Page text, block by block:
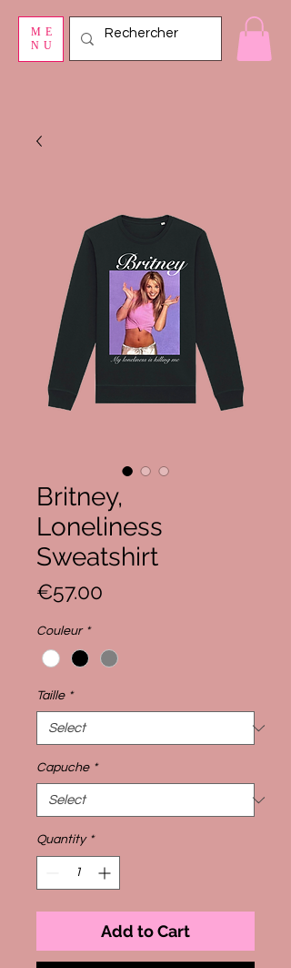
ME
NU
Britney,
Loneliness
Sweatshirt
€57.00
Couleur *
Taille *
Capuche *
Quantity *
Add to Cart